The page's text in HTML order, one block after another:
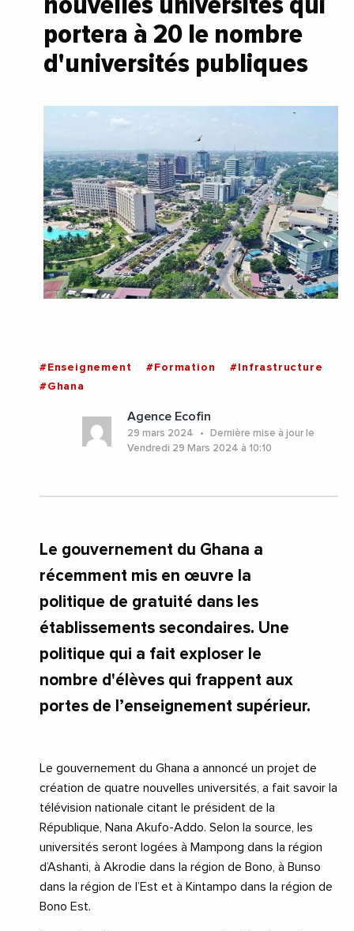
portera à 20 le nombre
d'universités publiques
#Enseignement #Formation
#Infrastructure
#Ghana
Agence Ecofin
29 mars 2024
Dernière mise à jour le
Vendredi 29 Mars 2024 à 10:10
Le gouvernement du Ghana a
récemment mis en œuvre la
politique de gratuité dans les
établissements secondaires. Une
politique qui a fait exploser le
nombre d'élèves qui frappent aux
portes de l’enseignement supérieur.
Le gouvernement du Ghana a annoncé un projet de
création de quatre nouvelles universités, a fait savoir la
télévision nationale citant le président de la
République, Nana Akufo-Addo. Selon la source, les
universités seront logées à Mampong dans la région
d’Ashanti, à Akrodie dans la région de Bono, à Bunso
dans la région de l’Est et à Kintampo dans la région de
Bono Est.